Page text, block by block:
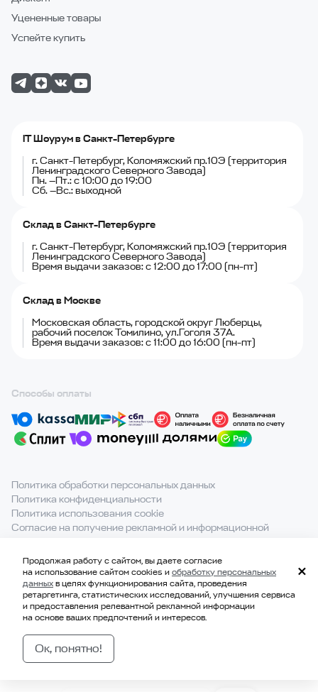
Уцененные товары
Успейте купить
IT Шоурум в Санкт-Петербурге
г. Санкт-Петербург, Коломяжский пр.10Э (территория
Ленинградского Северного Завода)
Пн. —Пт.: с 10:00 до 19:00
Сб. —Вс.: выходной
Склад в Санкт-Петербурге
г. Санкт-Петербург, Коломяжский пр.10Э (территория
Ленинградского Северного Завода)
Время выдачи заказов: с 12:00 до 17:00 (пн-пт)
Склад в Москве
Московская область, городской округ Люберцы,
рабочий поселок Томилино, ул.Гоголя 37А.
Время выдачи заказов: с 11:00 до 16:00 (пн-пт)
Способы оплаты
Политика обработки персональных данных
Политика конфиденциальности
Политика использования cookie
Согласие на получение рекламной и информационной
При полном или частичном использовании материалов с
сайта ссылка на источник обязательна.
© 2021-2026, ООО «ВКВАДРАТЕ»
ИНН 7814707183
ОГРН 1177847328229
Продолжая работу с сайтом, вы даете согласие
на использование сайтом cookies иобработку персональных
данныхв целях функционирования сайта, проведения
ретаргетинга, статистических исследований, улучшения сервиса
и предоставления релевантной рекламной информации
на основе ваших предпочтений и интересов.
Ок, понятно!